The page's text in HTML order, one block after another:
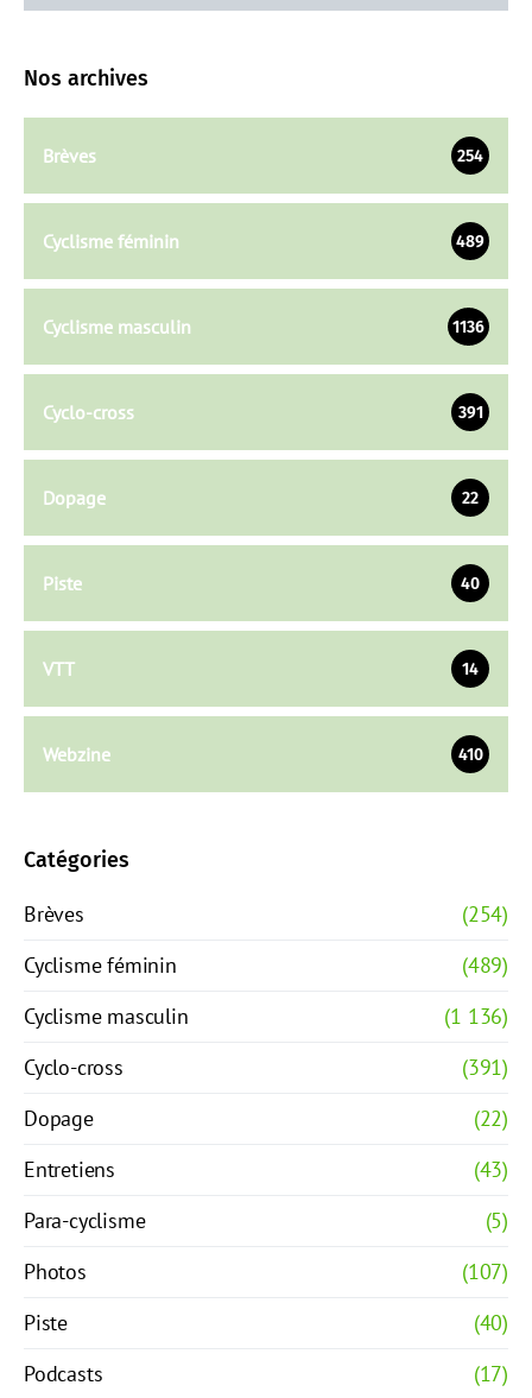
Nos archives
Brèves 254
Cyclisme féminin 489
Cyclisme masculin 1136
Cyclo-cross 391
Dopage 22
Piste 40
VTT 14
Webzine 410
Catégories
Brèves
(254)
Cyclisme féminin
(489)
Cyclisme masculin
(1 136)
Cyclo-cross
(391)
Dopage
(22)
Entretiens
(43)
Para-cyclisme
(5)
Photos
(107)
Piste
(40)
Podcasts
(17)